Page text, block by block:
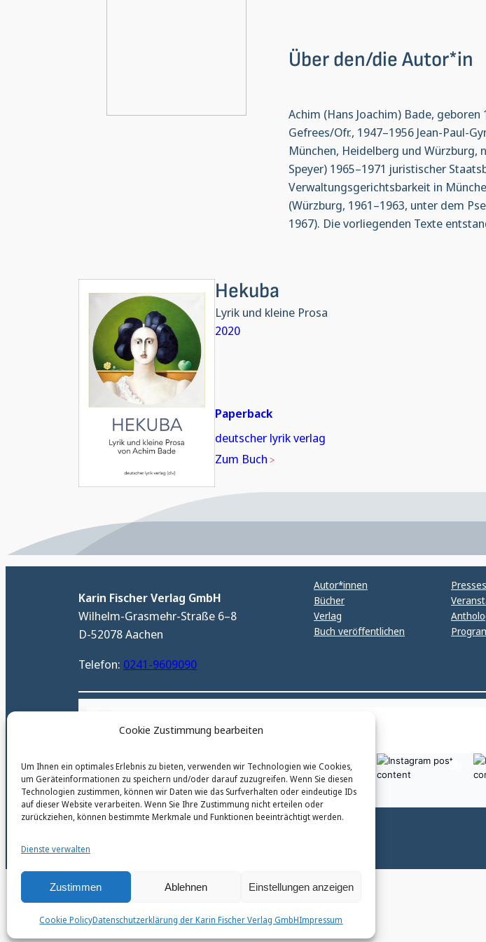
Cookie Zustimmung bearbeiten
Um Ihnen ein optimales Erlebnis zu bieten, verwenden wir Technologien wie Cookies,
um Geräteinformationen zu speichern und/oder darauf zuzugreifen. Wenn Sie diesen
Technologien zustimmen, können wir Daten wie das Surfverhalten oder eindeutige IDs
auf dieser Website verarbeiten. Wenn Sie Ihre Zustimmung nicht erteilen oder
zurückziehen, können bestimmte Merkmale und Funktionen beeinträchtigt werden.
Dienste verwalten
Zustimmen Ablehnen Einstellungen anzeigen
Cookie PolicyDatenschutzerklärung der Karin Fischer Verlag GmbHImpressum
Über den/die Autor*in
Achim (Hans Joachim) Bade,
Gefrees/Ofr., 1947–1956 Jean-Paul-
München, Heidelberg und Würzburg,
Speyer) 1965–1971 juristischer
Verwaltungsgerichtsbarkeit in
(Würzburg, 1961–1963, unter dem
1967). Die vorliegenden Texte
Hekuba
Lyrik und kleine Prosa
2020
Paperback
deutscher lyrik verlag
Zum Buch
Karin Fischer Verlag GmbH
Wilhelm-Grasmehr-Straße 6–8
D-52078 Aachen
Telefon: 0241-9609090
Autor*innen
Bücher
Verlag
Buch veröffentlichen
@karinfischerverlag_ac